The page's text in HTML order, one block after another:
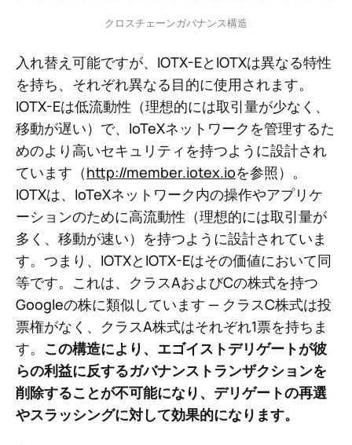
クロスチェーンガバナンス構造
入れ替え可能ですが、IOTX-EとIOTXは異なる特性
を持ち、それぞれ異なる目的に使用されます。
IOTX-Eは低流動性（理想的には取引量が少なく、
移動が遅い）で、IoTeXネットワークを管理するた
めのより高いセキュリティを持つように設計され
ています（http://member.iotex.ioを参照）。
IOTXは、IoTeXネットワーク内の操作やアプリケ
ーションのために高流動性（理想的には取引量が
多く、移動が速い）を持つように設計されていま
す。つまり、IOTXとIOTX-Eはその価値において同
等です。これは、クラスAおよびCの株式を持つ
Googleの株に類似しています — クラスC株式は投
票権がなく、クラスA株式はそれぞれ1票を持ちま
す。 この構造により、エゴイストデリゲートが彼
らの利益に反するガバナンストランザクションを
削除することが不可能になり、デリゲートの再選
やスラッシングに対して効果的になります。